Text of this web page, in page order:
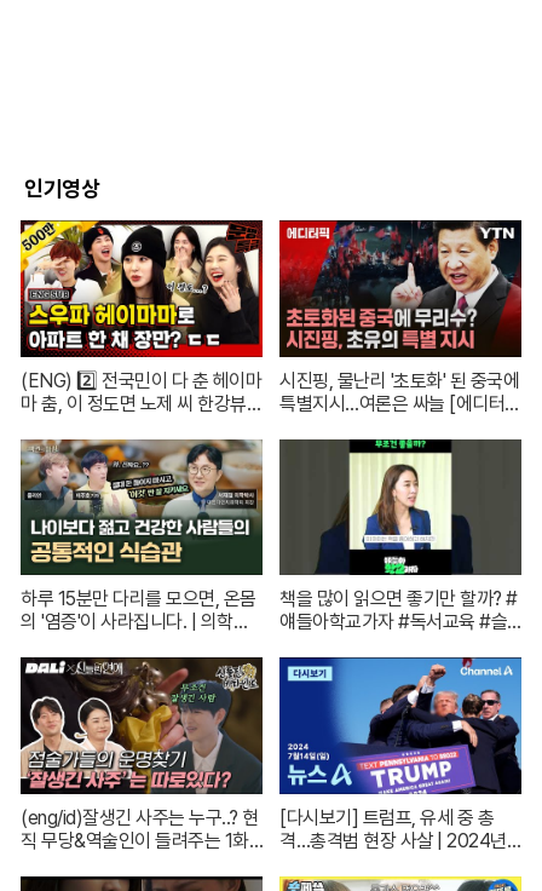
인기영상
(ENG) 2️⃣ 전국민이 다 춘 헤이마
마 춤, 이 정도면 노제 씨 한강뷰
(순수한 궁금증) / [문명특급 EP.2
22-2]
시진핑, 물난리 '초토화' 된 중국에
특별지시…여론은 싸늘 [에디터
하루 15분만 다리를 모으면, 온몸
의 '염증'이 사라집니다. | 의학박
자 [백년의 아침 1화 FULL]
책을 많이 읽으면 좋기만 할까? #
얘들아학교가자 #독서교육 #슬
(eng/id)잘생긴 사주는 누구..? 현
직 무당&역술인이 들려주는 1화
01
[다시보기] 트럼프, 유세 중 총
격…총격범 현장 사살 | 2024년 7